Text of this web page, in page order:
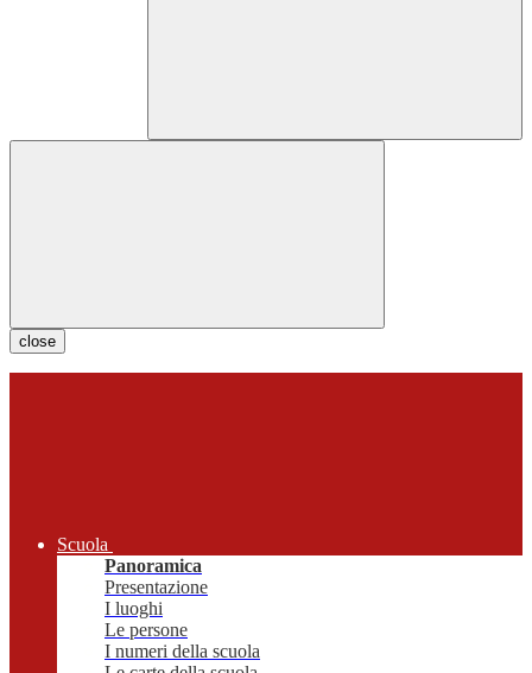
close
Scuola
Panoramica
Presentazione
I luoghi
Le persone
I numeri della scuola